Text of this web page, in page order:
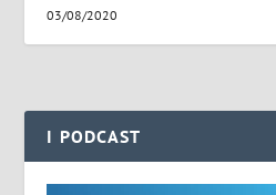
03/08/2020
I PODCAST